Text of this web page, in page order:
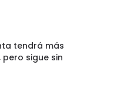
tendrá más
sigue sin